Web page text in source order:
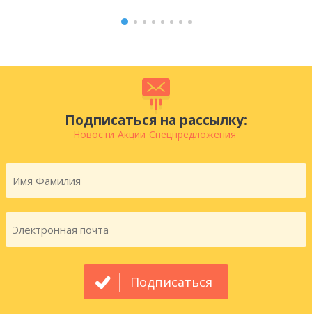
Подписаться на рассылку:
Новости Акции Спецпредложения
Подписаться